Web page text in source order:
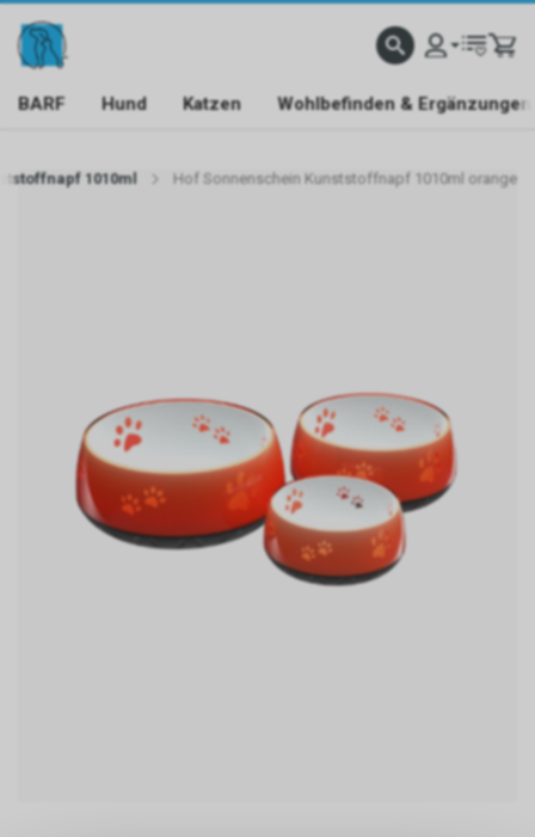
BARF Hund Katzen Wohlbefinden & Ergänzungen
1010ml Hof Sonnenschein Kunststoffnapf 1010ml orange